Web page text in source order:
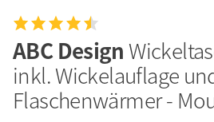
ABC Design
inkl. Wickelauflage
Flaschenwärmer -